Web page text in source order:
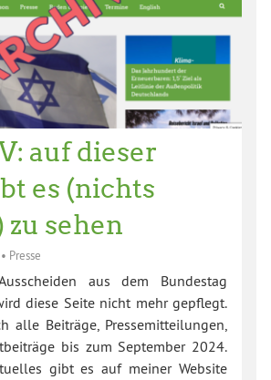
auf dieser
es (nichts
zu sehen
• Presse
aus dem Bundestag
diese Seite nicht mehr gepflegt.
alle Beiträge, Pressemitteilungen,
bis zum September 2024.
gibt es auf meiner Website